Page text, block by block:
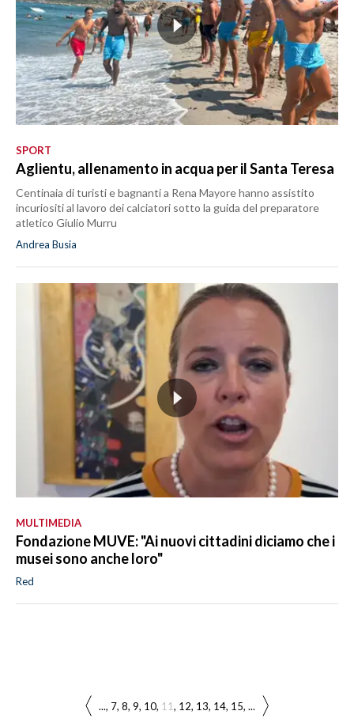
SPORT
Aglientu, allenamento in acqua per il Santa Teresa
Centinaia di turisti e bagnanti a Rena Mayore hanno assistito
incuriositi al lavoro dei calciatori sotto la guida del preparatore
atletico Giulio Murru
Andrea Busia
MULTIMEDIA
Fondazione MUVE: "Ai nuovi cittadini diciamo che i
musei sono anche loro"
Red
... 7 8 9 10 11 12 13 14 15 ...